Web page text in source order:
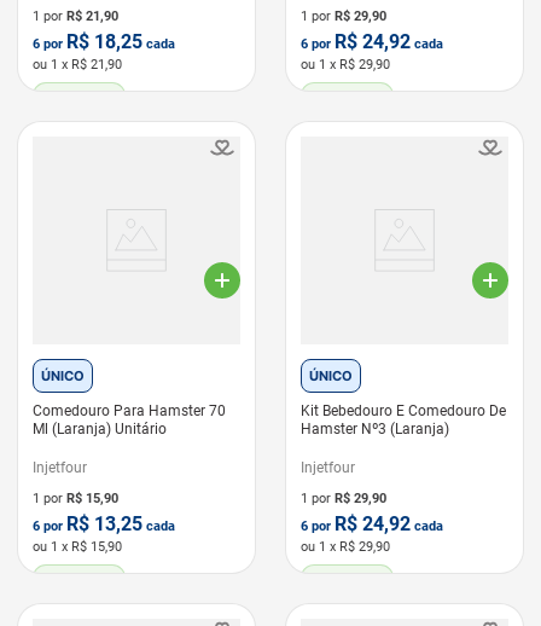
1 por R$ 21,90
6 por R$ 18,25 cada
ou 1 x R$ 21,90
1 por R$ 29,90
6 por R$ 24,92 cada
ou 1 x R$ 29,90
ÚNICO
Comedouro Para Hamster 70
Ml (Laranja) Unitário
Injetfour
1 por R$ 15,90
6 por R$ 13,25 cada
ou 1 x R$ 15,90
ÚNICO
Kit Bebedouro E Comedouro De
Hamster Nº3 (Laranja)
Injetfour
1 por R$ 29,90
6 por R$ 24,92 cada
ou 1 x R$ 29,90